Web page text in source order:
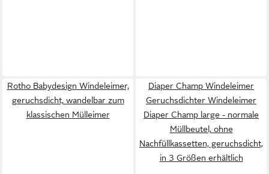
Rotho Babydesign Windeleimer,
geruchsdicht, wandelbar zum
klassischen Mülleimer
Diaper Champ Windeleimer
Geruchsdichter Windeleimer
Diaper Champ large - normale
Müllbeutel, ohne
Nachfüllkassetten, geruchsdicht,
in 3 Größen erhältlich